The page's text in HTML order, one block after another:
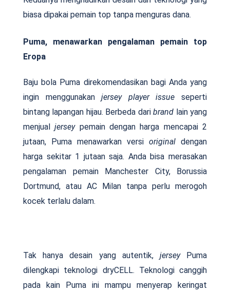
biasa dipakai pemain top tanpa menguras dana.
Puma, menawarkan pengalaman pemain top
Eropa
Baju bola Puma direkomendasikan bagi Anda yang
ingin menggunakanjersey player issue seperti
bintang lapangan hijau. Berbeda daribrand lain yang
menjualjerseypemain dengan harga mencapai 2
jutaan, Puma menawarkan versi original dengan
harga sekitar 1 jutaan saja. Anda bisa merasakan
pengalaman pemain Manchester City, Borussia
Dortmund, atau AC Milan tanpa perlu merogoh
kocek terlalu dalam.
Tak hanya desain yang autentik, jerseyPuma
dilengkapi teknologi dryCELL. Teknologi canggih
pada kain Puma ini mampu menyerap keringat